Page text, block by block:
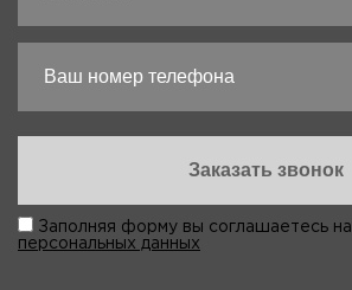
Заполняя форму вы соглашаетесь на
персональных данных